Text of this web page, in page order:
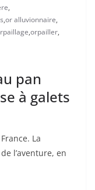
,
,or alluvionnaire,
,orpailler,
pan
à galets
La
l’aventure, en